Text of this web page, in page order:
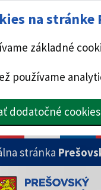
na stránke
základné
používame
dodatočné cookies
HLAVNÝ OBSAH
stránka